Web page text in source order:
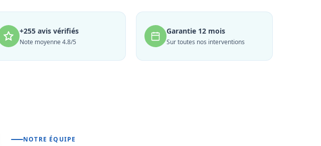
+255 avis vérifiés
Note moyenne 4.8/5
Garantie 12 mois
Sur toutes nos interventions
NOTRE ÉQUIPE